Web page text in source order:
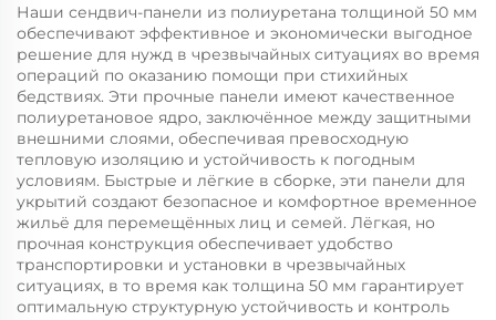
Наши сендвич-панели из полиуретана толщиной 50 мм
обеспечивают эффективное и экономически выгодное
решение для нужд в чрезвычайных ситуациях во время
операций по оказанию помощи при стихийных
бедствиях. Эти прочные панели имеют качественное
полиуретановое ядро, заключённое между защитными
внешними слоями, обеспечивая превосходную
тепловую изоляцию и устойчивость к погодным
условиям. Быстрые и лёгкие в сборке, эти панели для
укрытий создают безопасное и комфортное временное
жильё для перемещённых лиц и семей. Лёгкая, но
прочная конструкция обеспечивает удобство
транспортировки и установки в чрезвычайных
ситуациях, в то время как толщина 50 мм гарантирует
оптимальную структурную устойчивость и контроль